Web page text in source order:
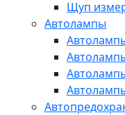
Щуп
Автолампы